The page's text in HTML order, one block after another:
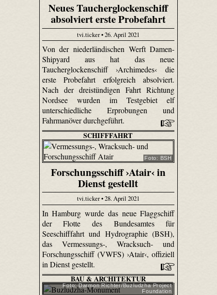
Neues Taucherglockenschiff
absolviert erste Probefahrt
tvi.ticker • 26. April 2021
Von der niederländischen Werft Damen-
Shipyard aus hat das neue
Taucherglockenschiff ›Archimedes‹ die
erste Probefahrt erfolgreich absolviert.
Nach der dreistündigen Fahrt Richtung
Nordsee wurden im Testgebiet elf
unterschiedliche Erprobungen und
Fahrmanöver durchgeführt.
SCHIFFFAHRT
Foto: BSH
Forschungsschiff ›Atair‹ in
Dienst gestellt
tvi.ticker • 28. April 2021
In Hamburg wurde das neue Flaggschiff
der Flotte des Bundesamtes für
Seeschifffahrt und Hydrographie (BSH),
das Vermessungs-, Wracksuch- und
Forschungsschiff (VWFS) ›Atair‹, offiziell
in Dienst gestellt.
BAU & ARCHITEKTUR
Foto: Darmon Richter/Buzludzha Project
Foundation